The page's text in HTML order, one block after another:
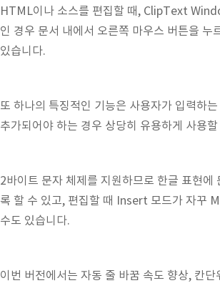
HTML이나 소스를 편집할 때, ClipText
인 경우 문서 내에서 오른쪽 마우스 버튼을
있습니다.
또 하나의 특징적인 기능은 사용자가 입력하
추가되어야 하는 경우 상당히 유용하게 사용
2바이트 문자 체제를 지원하므로 한글 표현
록 할 수 있고, 편집할 때 Insert 모드가 자꾸
수도 있습니다.
이번 버전에서는 자동 줄 바꿈 속도 향상, 칸